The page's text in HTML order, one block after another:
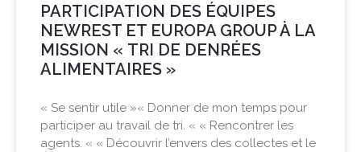
PARTICIPATION DES ÉQUIPES
NEWREST ET EUROPA GROUP À LA
MISSION « TRI DE DENRÉES
ALIMENTAIRES »
« Se sentir utile »« Donner de mon temps pour
participer au travail de tri. « « Rencontrer les
agents. « « Découvrir l’envers des collectes et le